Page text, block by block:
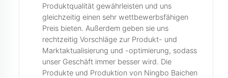
Produktqualität gewährleisten und uns
gleichzeitig einen sehr wettbewerbsfähigen
Preis bieten. Außerdem geben sie uns
rechtzeitig Vorschläge zur Produkt- und
Marktaktualisierung und -optimierung, sodass
unser Geschäft immer besser wird. Die
Produkte und Produktion von Ningbo Baichen